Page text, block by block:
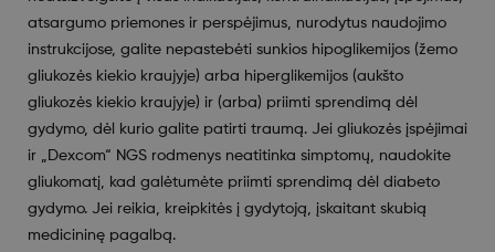
atsargumo priemones ir perspėjimus, nurodytus naudojimo
instrukcijose, galite nepastebėti sunkios hipoglikemijos (žemo
gliukozės kiekio kraujyje) arba hiperglikemijos (aukšto
gliukozės kiekio kraujyje) ir (arba) priimti sprendimą dėl
gydymo, dėl kurio galite patirti traumą. Jei gliukozės įspėjimai
ir „Dexcom“ NGS rodmenys neatitinka simptomų, naudokite
gliukomatį, kad galėtumėte priimti sprendimą dėl diabeto
gydymo. Jei reikia, kreipkitės į gydytoją, įskaitant skubią
medicininę pagalbą.